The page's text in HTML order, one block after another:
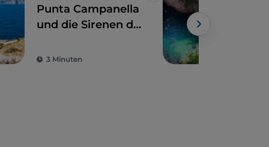
Punta Campanella
und die Sirenen der
3 Minuten